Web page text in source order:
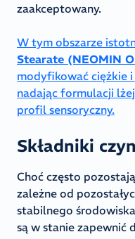
zaakceptowany.
W tym obszarze
Stearate (NEOMIN
modyfikować ciężkie
nadając formulacji
profil sensoryczny.
Składniki
Choć często
zależne od
stabilnego
są w stanie zapewnić